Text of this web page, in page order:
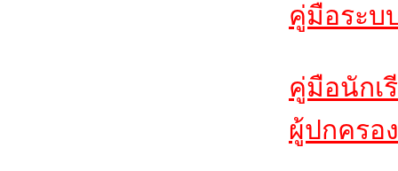
คู่มือระบ
คู่มือนักเ
ผู้ปกครอ